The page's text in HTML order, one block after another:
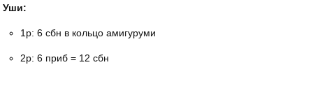
Уши:
1р: 6 сбн в кольцо амигуруми
2р: 6 приб = 12 сбн